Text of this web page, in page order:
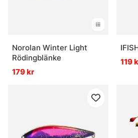
Norolan Winter Light
Rödingblänke
179 kr
119